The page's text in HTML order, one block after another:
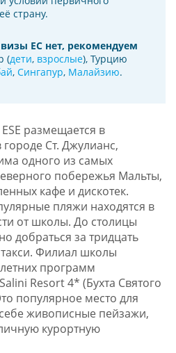
страну.
ЕС нет, рекомендуем
(дети, взрослые), Турцию
, Сингапур, Малайзию.
размещается в
Ст. Джулианс,
одного из самых
побережья Мальты,
кафе и дискотек.
пляжи находятся в
от школы. До столицы
добраться за тридцать
Филиал школы
программ
Resort 4* (Бухта Святого
популярное место для
живописные пейзажи,
курортную